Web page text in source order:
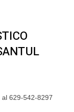
629-542-8297